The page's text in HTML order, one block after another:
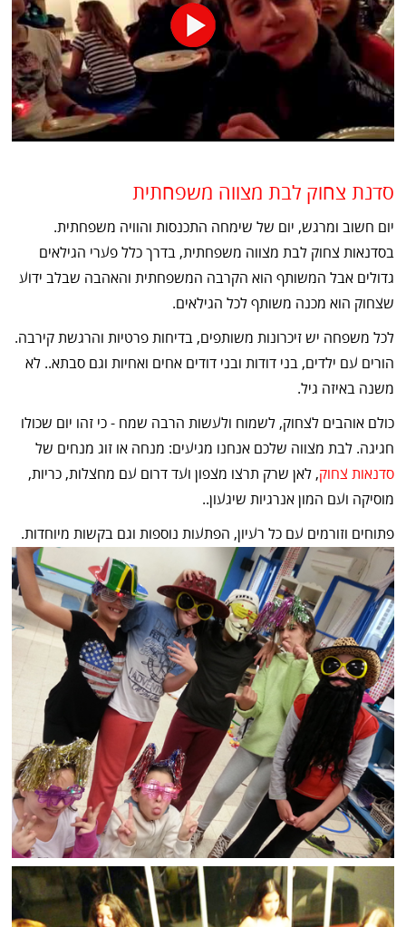
סדנת צחוק לבת מצווה משפחתית
יום חשוב ומרגש, יום של שימחה התכנסות והוויה משפחתית.
בסדנאות צחוק לבת מצווה משפחתית, בדרך כלל פערי הגילאים
גדולים אבל המשותף הוא הקרבה המשפחתית והאהבה שבלב ידוע
שצחוק הוא מכנה משותף לכל הגילאים.
לכל משפחה יש זיכרונות משותפים, בדיחות פרטיות והרגשת קירבה.
הורים עם ילדים, בני דודות ובני דודים אחים ואחיות וגם סבתא.. לא
משנה באיזה גיל.
כולם אוהבים לצחוק, לשמוח ולעשות הרבה שמח - כי זהו יום שכולו
חגיגה. לבת מצווה שלכם אנחנו מגיעים: מנחה או זוג מנחים של
סדנאות צחוק, לאן שרק תרצו מצפון ועד דרום עם מחצלות, כריות,
מוסיקה ועם המון אנרגיות שיגעון..
פתוחים וזורמים עם כל רעיון, הפתעות נוספות וגם בקשות מיוחדות.